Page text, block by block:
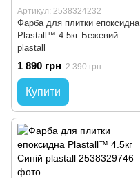
Артикул: 2538324232
Фарба для плитки епоксидна
Plastall™ 4.5кг Бежевий
plastall
1 890 грн 2 390 грн
Купити